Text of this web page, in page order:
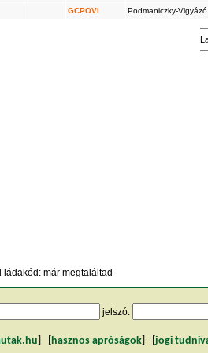
GCPOVI Podmaniczky-
már megtaláltad
jelszó:
hasznos apróságok jogi